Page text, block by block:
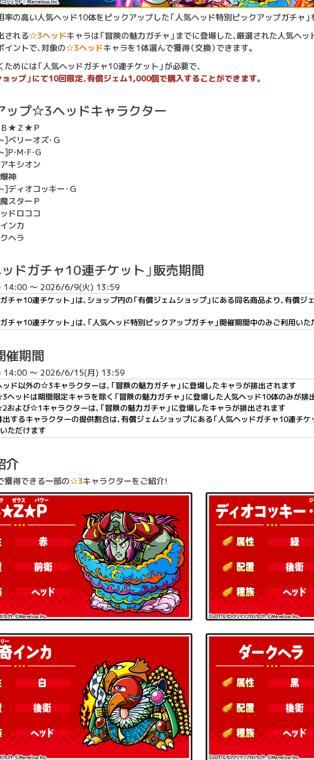
率の高い人気ヘッド10体をピックアップした「人気ヘッド特別ピックアップガチャ」
される☆3ヘッドキャラは「冒険の魅力ガチャ」までに登場した、厳選された人気ヘッ
ントで、対象の☆3ヘッドキャラを1体選んで獲得（交換）できます。
めには「人気ヘッドガチャ10連チケット」が必要で、
ョップ」にて10回限定、有償ジェム1,000個で購入することができます。
ップ☆3ヘッドキャラクター
★Ｚ★Ｐ
ベリーオズ・Ｇ
・M・F・G
キシオン
神
ディオコッキー・Ｇ
スターＰ
ドロココ
ンカ
ヘラ
ッドガチャ10連チケット」販売期間
～ 2026/6/9(火) 13:59
チャ10連チケット」は、ショップ内の「有償ジェムショップ」にある同名商品より、有償
チャ10連チケット」は、「人気ヘッド特別ピックアップガチャ」開催期間中のみご利用いた
催期間
～ 2026/6/15(月) 13:59
ド以外の☆3キャラクターは、「冒険の魅力ガチャ」に登場したキャラが排出されます
ッドは期間限定キャラを除く「冒険の魅力ガチャ」に登場した人気ヘッド10体のみが排
よび☆1キャラクターは、「冒険の魅力ガチャ」に登場したキャラが排出されます
するキャラクターの提供割合は、有償ジェムショップにある「人気ヘッドガチャ10連チケ
ただけます
介
獲得できる一部の☆3キャラクターをご紹介！